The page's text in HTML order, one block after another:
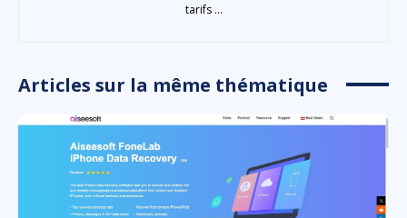
tarifs ...
Articles sur la même thématique